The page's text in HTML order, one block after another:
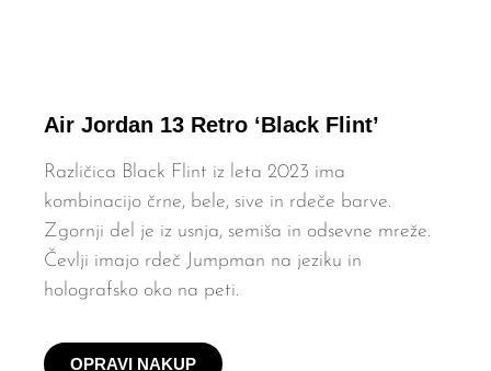
Air Jordan 13 Retro ‘Black Flint’
Različica Black Flint iz leta 2023 ima
kombinacijo črne, bele, sive in rdeče barve.
Zgornji del je iz usnja, semiša in odsevne mreže.
Čevlji imajo rdeč Jumpman na jeziku in
holografsko oko na peti.
OPRAVI NAKUP